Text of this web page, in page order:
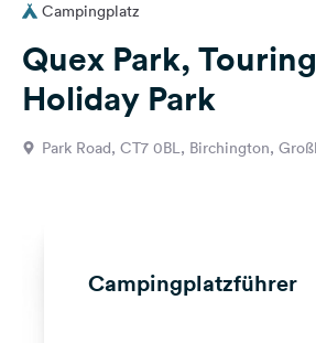
Fragen &
Feedback
Sprache:
Campingplatz
Quex Park,
Holiday Park
Park Road, CT7 0BL, Birchington,
Campingplatzführer